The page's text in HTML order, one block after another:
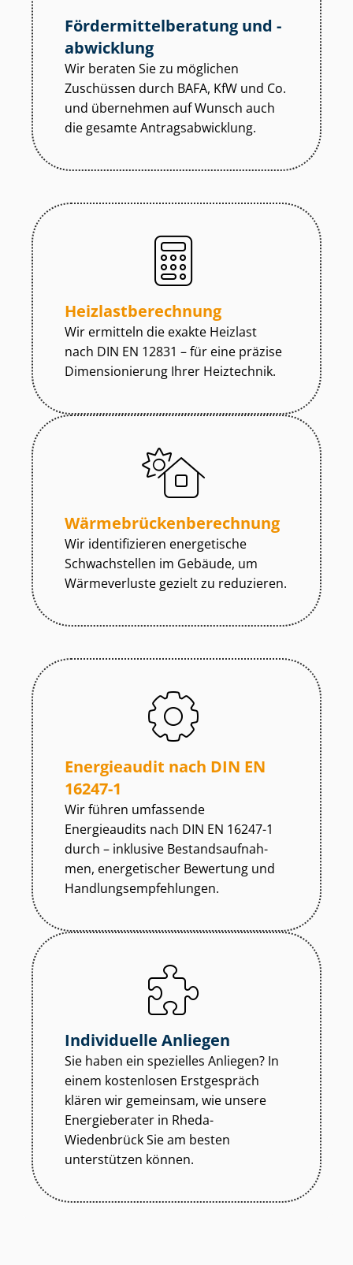
För­der­mit­tel­be­ra­tung und -
abwicklung
Wir beraten Sie zu möglichen
Zuschüssen durch BAFA, KfW und Co.
und übernehmen auf Wunsch auch
die gesamte An­trags­ab­wick­lung.
Heiz­last­be­rech­nung
Wir ermitteln die exakte Heizlast
nach DIN EN 12831 – für eine präzise
Dimensionierung Ihrer Heiztechnik.
Wär­me­brü­cken­be­rech­nung
Wir identifizieren energetische
Schwachstellen im Gebäude, um
Wärmeverluste gezielt zu reduzieren.
Energieaudit nach DIN EN
16247-1
Wir führen umfassende
Energieaudits nach DIN EN 16247-1
durch – inklusive Be­stands­auf­nah­
men, energetischer Bewertung und
Hand­lungs­emp­feh­lun­gen.
Individuelle Anliegen
Sie haben ein spezielles Anliegen? In
einem kostenlosen Erstgespräch
klären wir gemeinsam, wie unsere
Energieberater in Rheda-
Wiedenbrück Sie am besten
unterstützen können.